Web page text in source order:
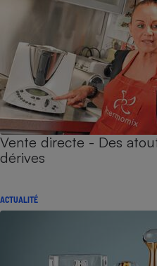
Vente directe - Des
dérives
ACTUALITÉ